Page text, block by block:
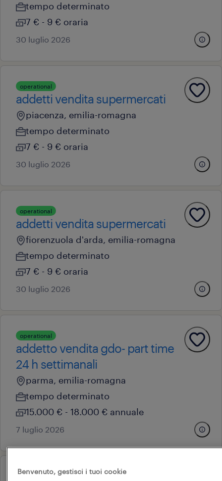
tempo determinato
7 € - 9 € oraria
30 luglio 2026
operational
addetti vendita supermercati
piacenza, emilia-romagna
tempo determinato
7 € - 9 € oraria
30 luglio 2026
operational
addetti vendita supermercati
fiorenzuola d'arda, emilia-romagna
tempo determinato
7 € - 9 € oraria
30 luglio 2026
operational
addetto vendita gdo- part time
24 h settimanali
parma, emilia-romagna
tempo determinato
15.000 € - 18.000 € annuale
7 luglio 2026
operational
Benvenuto, gestisci i tuoi cookie